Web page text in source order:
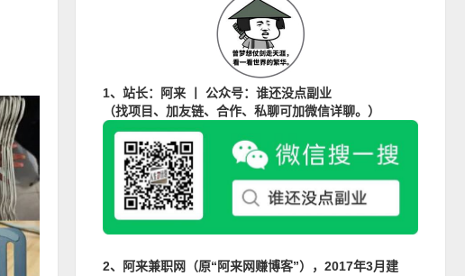
1、站长：阿来 丨 公众号：谁还没点副业
（找项目、加友链、合作、私聊可加微信详聊。）
2、阿来兼职网（原“阿来网赚博客”），2017年3月建